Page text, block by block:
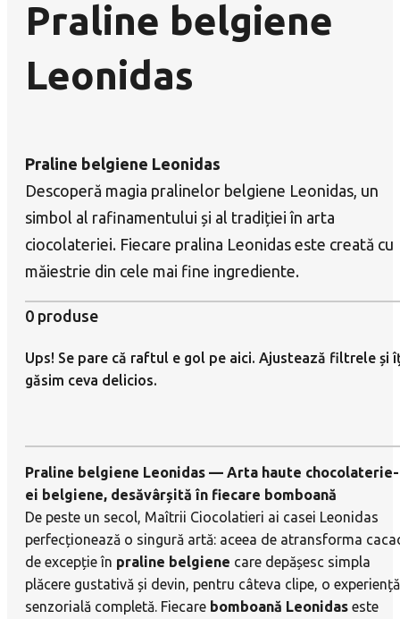
Praline belgiene
Leonidas
Praline belgiene Leonidas
Descoperă magia pralinelor belgiene Leonidas, un
simbol al rafinamentului și al tradiției în arta
ciocolateriei. Fiecare pralina Leonidas este creată cu
măiestrie din cele mai fine ingrediente.
0 produse
Praline belgiene Leonidas — Arta haute chocolaterie-
ei belgiene, desăvârșită în fiecare bomboană
De peste un secol, Maîtrii Ciocolatieri ai casei Leonidas
perfecționează o singură artă: aceea de atransforma
de excepție în praline belgiene care depășesc simpla
plăcere gustativă și devin, pentru câteva clipe, o experiență
senzorială completă. Fiecare bomboană Leonidas este